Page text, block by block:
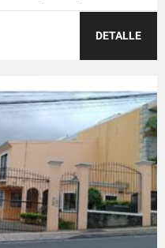
DETALLE